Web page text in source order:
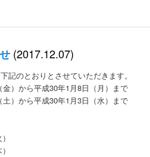
(2017.12.07)
記のとおりとさせていただきます。
）から平成30年1月8日（月）まで
）から平成30年1月3日（水）まで